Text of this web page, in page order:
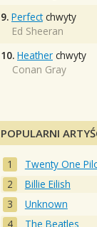
9. Perfectchwyty
Ed Sheeran
10. Heather chwyty
Conan Gray
POPULARNI
Twenty One
Billie Eilish
Unknown
The Beatles